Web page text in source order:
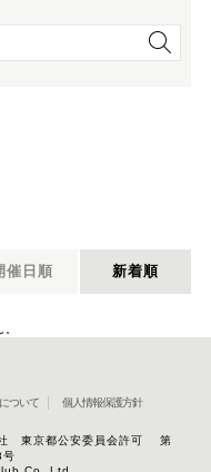
催日順 新着順
ついて 個人情報保護方針
社 東京都公安委員会許可 第